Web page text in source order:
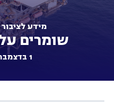
מידע
שומרים
1 בדצמבר 2025